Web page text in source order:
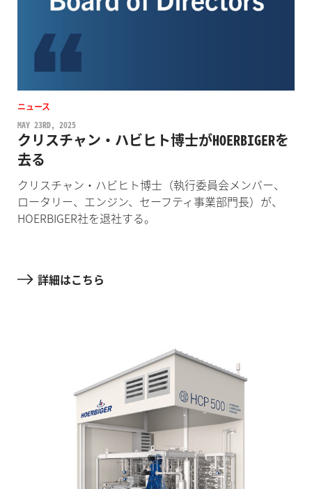
ニュース
MAY 23RD, 2025
クリスチャン・ハビヒト博士がHOERBIGERを
去る
クリスチャン・ハビヒト博士（執行委員会メンバー、
ロータリー、エンジン、セーフティ事業部門長）が、
HOERBIGER社を退社する。
詳細はこちら